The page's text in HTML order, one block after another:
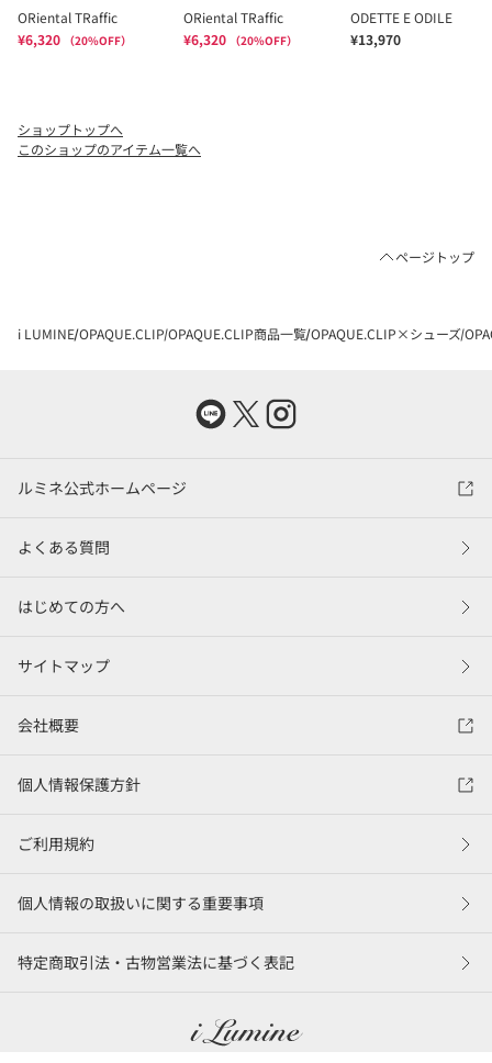
ショップトップへ
このショップのアイテム一覧へ
ページトップ
i LUMINE OPAQUE.CLIP OPAQUE.CLIP商品一覧 OPAQUE.CLIP×シューズ
ルミネ公式ホームページ
よくある質問
はじめての方へ
サイトマップ
会社概要
個人情報保護方針
ご利用規約
個人情報の取扱いに関する重要事項
特定商取引法・古物営業法に基づく表記